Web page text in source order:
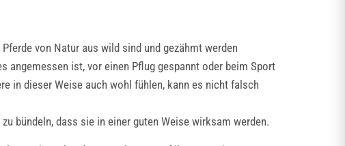
von Natur aus wild sind und gezähmt werden
angemessen ist, vor einen Pflug gespannt oder beim Sport
in dieser Weise auch wohl fühlen, kann es nicht falsch
bündeln, dass sie in einer guten Weise wirksam werden.